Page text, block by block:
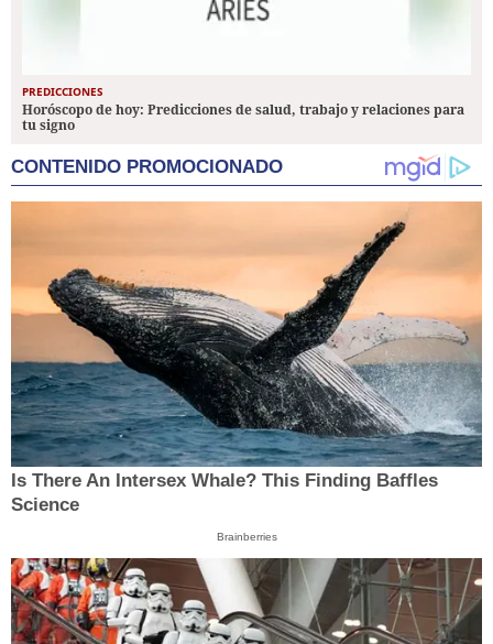
PREDICCIONES
Horóscopo de hoy: Predicciones de salud, trabajo y relaciones para
tu signo
CONTENIDO PROMOCIONADO
Is There An Intersex Whale? This Finding Baffles
Science
Brainberries